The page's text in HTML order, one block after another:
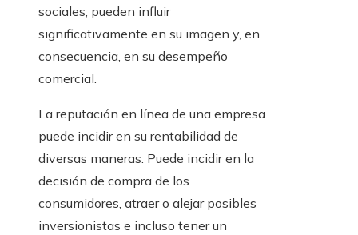
sociales, pueden influir
significativamente en su imagen y, en
consecuencia, en su desempeño
comercial.
La reputación en línea de una empresa
puede incidir en su rentabilidad de
diversas maneras. Puede incidir en la
decisión de compra de los
consumidores, atraer o alejar posibles
inversionistas e incluso tener un